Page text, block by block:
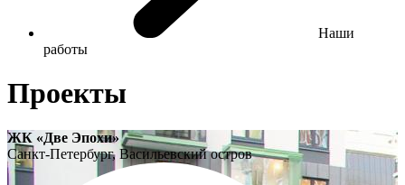
Наши
работы
Проекты
ЖК «Две Эпохи»
Санкт-Петербург, Васильевский остров